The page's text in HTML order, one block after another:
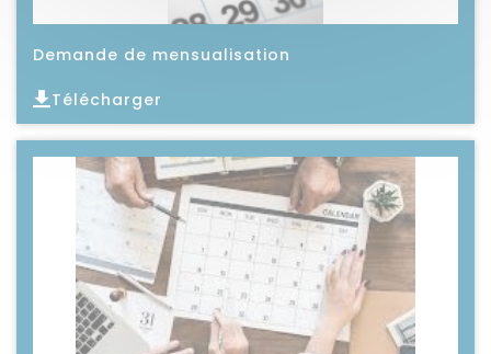
Demande de mensualisation
Télécharger
Lire l'article